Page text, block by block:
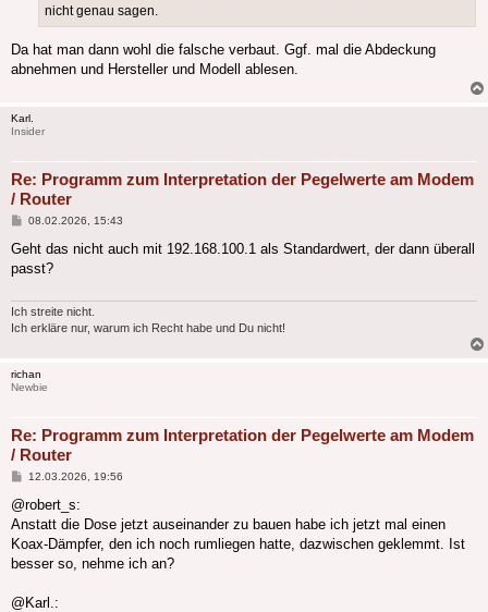
nicht genau sagen.
Da hat man dann wohl die falsche verbaut. Ggf. mal die Abdeckung
abnehmen und Hersteller und Modell ablesen.
Karl.
Insider
Re: Programm zum Interpretation der Pegelwerte am Modem
/ Router
Beitrag
08.02.2026, 15:43
Geht das nicht auch mit 192.168.100.1 als Standardwert, der dann überall
passt?
Ich streite nicht.
Ich erkläre nur, warum ich Recht habe und Du nicht!
richan
Newbie
Re: Programm zum Interpretation der Pegelwerte am Modem
/ Router
Beitrag
12.03.2026, 19:56
@robert_s:
Anstatt die Dose jetzt auseinander zu bauen habe ich jetzt mal einen
Koax-Dämpfer, den ich noch rumliegen hatte, dazwischen geklemmt. Ist
besser so, nehme ich an?
@Karl.: